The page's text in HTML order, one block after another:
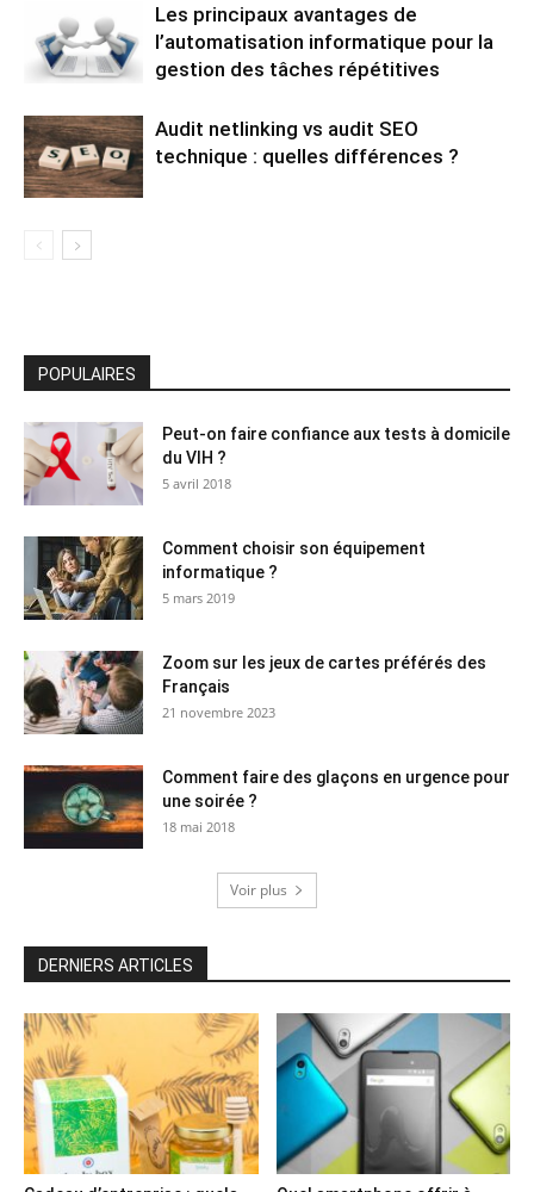
Les principaux avantages de
l’automatisation informatique pour la
gestion des tâches répétitives
Audit netlinking vs audit SEO
technique : quelles différences ?
POPULAIRES
Peut-on faire confiance aux tests à domicile
du VIH ?
5 avril 2018
Comment choisir son équipement
informatique ?
5 mars 2019
Zoom sur les jeux de cartes préférés des
Français
21 novembre 2023
Comment faire des glaçons en urgence pour
une soirée ?
18 mai 2018
Voir plus
DERNIERS ARTICLES